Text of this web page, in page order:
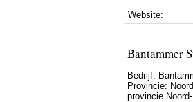
Website:
Bantammer
Bedrijf:
Provincie:
provincie